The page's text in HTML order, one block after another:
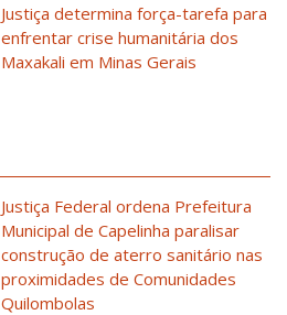
Justiça determina força-tarefa para
enfrentar crise humanitária dos
Maxakali em Minas Gerais
Justiça Federal ordena Prefeitura
Municipal de Capelinha paralisar
construção de aterro sanitário nas
proximidades de Comunidades
Quilombolas